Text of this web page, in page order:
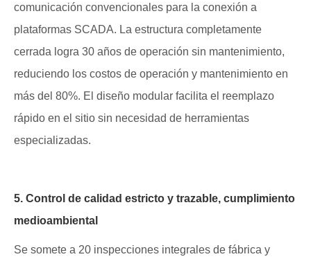
comunicación convencionales para la conexión a
plataformas SCADA. La estructura completamente
cerrada logra 30 años de operación sin mantenimiento,
reduciendo los costos de operación y mantenimiento en
más del 80%. El diseño modular facilita el reemplazo
rápido en el sitio sin necesidad de herramientas
especializadas.
5. Control de calidad estricto y trazable, cumplimiento
medioambiental
Se somete a 20 inspecciones integrales de fábrica y